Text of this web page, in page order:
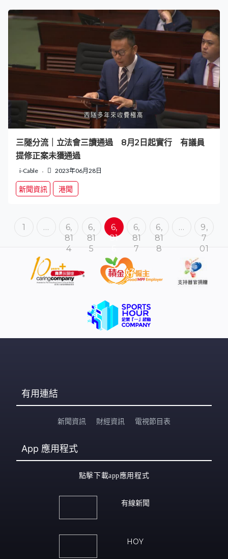
三隧分流｜立法會三讀通過 8月2日起實行 有議員
提修正案未獲通過
i-Cable 2023年06月28日
新聞資訊 港聞
1 …
6,
81
4
6,
81
5
6,
81
6,
81
7
6,
81
8
…
9,
7
01
有用連結
新聞資訊 財經資訊 電視節目表
App 應用程式
點擊下載app應用程式
有線新聞
HOY